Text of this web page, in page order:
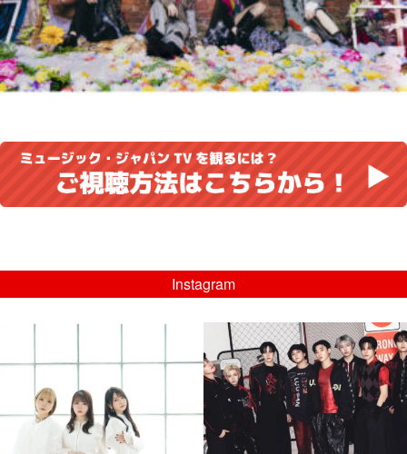
Instagram
...
8月 4
4 0
musicjapantv
💡08/05(水)23:00特番放送！
...
8月 4
4 0